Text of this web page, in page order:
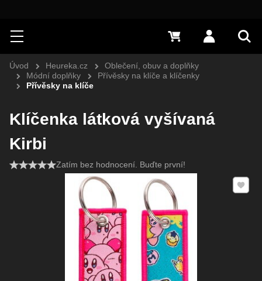
Hledat
Menu Přihlásit
0 Kč
Úvod Heureka.cz
Oblečení, obuv a doplňky
Módní doplňky
Přívěsky na klíče a klíčenky
Přívěsky na klíče
Klíčenka látková vyšívaná
Kirbi
Zatím bez hodnocení. Buďte první!
Přidat